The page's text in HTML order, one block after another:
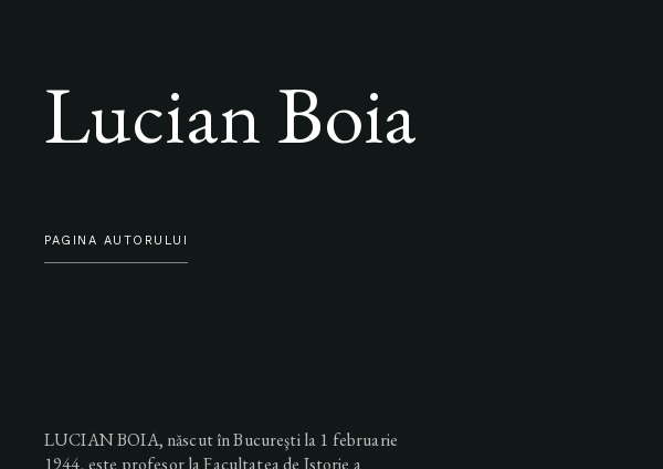
Lucian Boia
PAGINA AUTORULUI
LUCIAN BOIA, născut în Bucureşti la 1 februarie
1944, este profesor la Facultatea de Istorie a